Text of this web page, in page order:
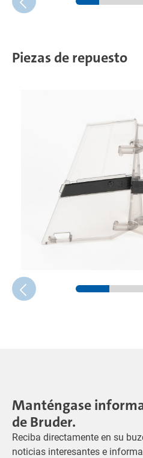
Piezas de repuesto
Manténgase
de Bruder.
Reciba directamente en su
noticias interesantes e